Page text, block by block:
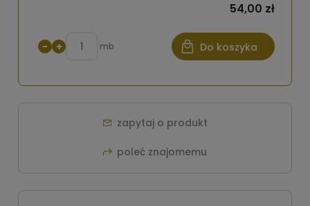
54,00 zł
− + mb Do koszyka
zapytaj o produkt
poleć znajomemu